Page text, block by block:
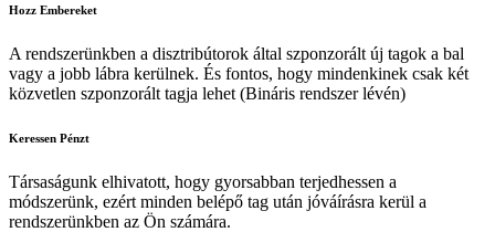
Hozz Embereket
A rendszerünkben a disztribútorok által szponzorált új tagok a bal
vagy a jobb lábra kerülnek. És fontos, hogy mindenkinek csak két
közvetlen szponzorált tagja lehet (Bináris rendszer lévén)
Keressen Pénzt
Társaságunk elhivatott, hogy gyorsabban terjedhessen a
módszerünk, ezért minden belépő tag után jóváírásra kerül a
rendszerünkben az Ön számára.